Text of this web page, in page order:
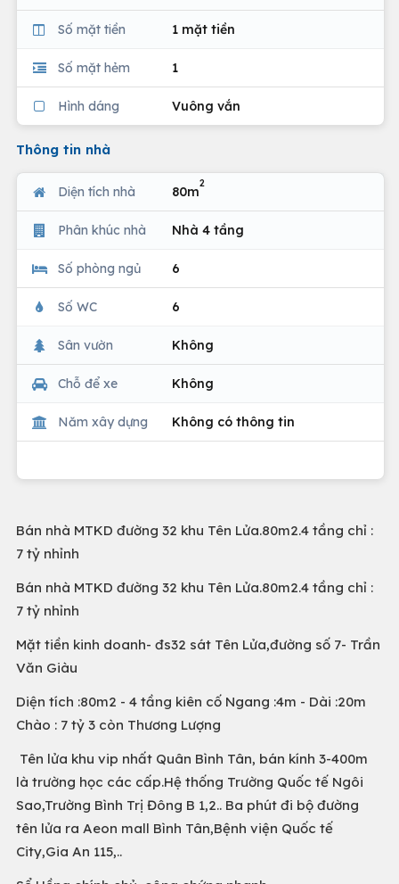
Số mặt tiền 1 mặt tiền
Số mặt hẻm 1
Hình dáng Vuông vắn
Thông tin nhà
Diện tích nhà 80m
2
Phân khúc nhà Nhà 4 tầng
Số phòng ngủ 6
Số WC 6
Sân vườn Không
Chỗ để xe Không
Năm xây dựng Không có thông tin
Bán nhà MTKD đường 32 khu Tên Lửa.80m2.4 tầng chỉ :
7 tỷ nhỉnh
Bán nhà MTKD đường 32 khu Tên Lửa.80m2.4 tầng chỉ :
7 tỷ nhỉnh
Mặt tiền kinh doanh- đs32 sát Tên Lửa,đường số 7- Trần
Văn Giàu
Diện tích :80m2 - 4 tầng kiên cố Ngang :4m - Dài :20m
Chào : 7 tỷ 3 còn Thương Lượng
Tên lửa khu vip nhất Quân Bình Tân, bán kính 3-400m
là trường học các cấp.Hệ thống Trường Quốc tế Ngôi
Sao,Trường Bình Trị Đông B 1,2.. Ba phút đi bộ đường
tên lửa ra Aeon mall Bình Tân,Bệnh viện Quốc tế
City,Gia An 115,..